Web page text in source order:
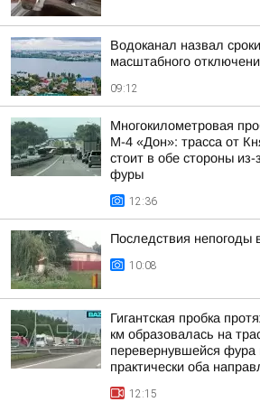
Водоканал назвал
масштабного
09:12
Многокилометровая
М-4 «Дон»: трасса от
стоит в обе стороны
фуры
12:36
Последствия непогоды
10:08
Гигантская пробка
км образовалась на
перевернувшейся фура
практически оба
12:15